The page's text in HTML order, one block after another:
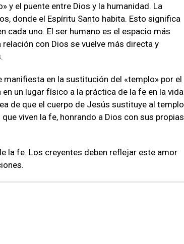
y el puente entre Dios y la humanidad. La
donde el Espíritu Santo habita. Esto significa
cada uno. El ser humano es el espacio más
con Dios se vuelve más directa y
en la sustitución del «templo» por el
un lugar físico a la práctica de la fe en la vida
de que el cuerpo de Jesús sustituye al templo
viven la fe, honrando a Dios con sus propias
la fe. Los creyentes deben reflejar este amor